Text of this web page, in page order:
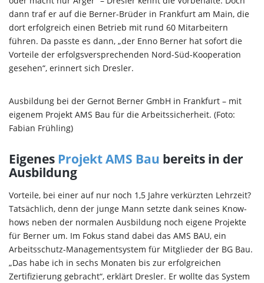
dann traf er auf die Berner-Brüder in Frankfurt am Main, die
dort erfolgreich einen Betrieb mit rund 60 Mitarbeitern
führen. Da passte es dann, „der Enno Berner hat sofort die
Vorteile der erfolgsversprechenden Nord-Süd-Kooperation
gesehen“, erinnert sich Dresler.
Ausbildung bei der Gernot Berner GmbH in Frankfurt – mit
eigenem Projekt AMS Bau für die Arbeitssicherheit. (Foto:
Fabian Frühling)
Eigenes Projekt AMS Bau bereits in der
Ausbildung
Vorteile, bei einer auf nur noch 1,5 Jahre verkürzten Lehrzeit?
Tatsächlich, denn der junge Mann setzte dank seines Know-
hows neben der normalen Ausbildung noch eigene Projekte
für Berner um. Im Fokus stand dabei das AMS BAU, ein
Arbeitsschutz-Managementsystem für Mitglieder der BG Bau.
„Das habe ich in sechs Monaten bis zur erfolgreichen
Zertifizierung gebracht“, erklärt Dresler. Er wollte das System